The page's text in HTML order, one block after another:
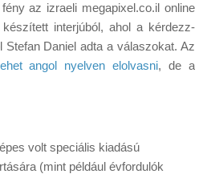
az izraeli megapixel.co.il online
interjúból, ahol a kérdezz-
Stefan Daniel adta a válaszokat. Az
angol nyelven elolvasni, de a
volt speciális kiadású
(mint például évfordulók